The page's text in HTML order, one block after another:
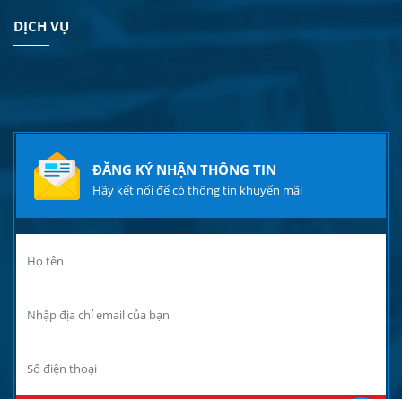
DỊCH VỤ
ĐĂNG KÝ NHẬN THÔNG TIN
Hãy kết nối để có thông tin khuyến mãi